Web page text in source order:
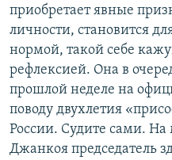
приобретает явные
личности, становится
нормой, такой себе
рефлексией. Она в
прошлой неделе на
поводу двухлетия
России. Судите сами. На
Джанкоя председатель